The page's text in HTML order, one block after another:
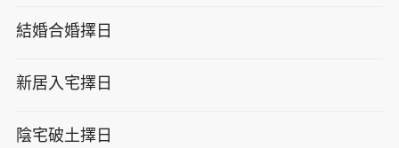
結婚合婚擇日
新居入宅擇日
陰宅破土擇日